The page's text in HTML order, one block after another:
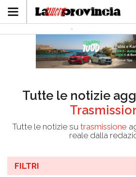
Tutte le notizie
Tutte le notizie su trasmissione
reale dalla
FILTRI